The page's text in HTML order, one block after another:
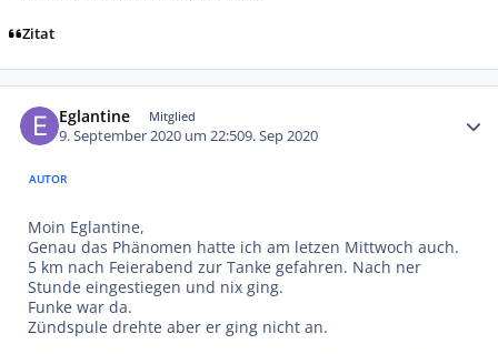
Zitat
Eglantine Mitglied
9. September 2020 um 22:509. Sep 2020
AUTOR
Moin Eglantine,
Genau das Phänomen hatte ich am letzen Mittwoch auch.
5 km nach Feierabend zur Tanke gefahren. Nach ner
Stunde eingestiegen und nix ging.
Funke war da.
Zündspule drehte aber er ging nicht an.